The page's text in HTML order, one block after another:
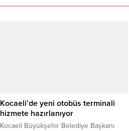
Kocaeli’de yeni otobüs terminali
hizmete hazırlanıyor
Kocaeli Büyükşehir Belediye Başkanı